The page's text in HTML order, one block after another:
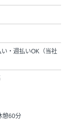
・週払いOK（当社
憩60分